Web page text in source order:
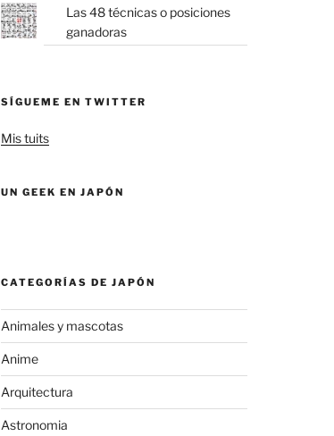
Las 48 técnicas o posiciones
ganadoras
SÍGUEME EN TWITTER
Mis tuits
UN GEEK EN JAPÓN
CATEGORÍAS DE JAPÓN
Animales y mascotas
Anime
Arquitectura
Astronomia